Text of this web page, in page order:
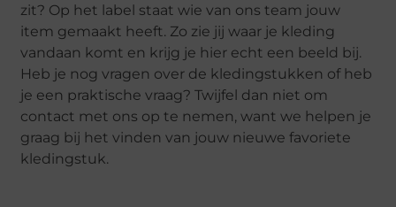
zit? Op het label staat wie van ons team jouw
item gemaakt heeft. Zo zie jij waar je kleding
vandaan komt en krijg je hier echt een beeld bij.
Heb je nog vragen over de kledingstukken of heb
je een praktische vraag? Twijfel dan niet om
contact met ons op te nemen, want we helpen je
graag bij het vinden van jouw nieuwe favoriete
kledingstuk.